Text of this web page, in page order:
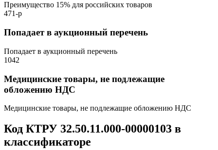
Преимущество 15% для российских товаров
471-р
Попадает в аукционный перечень
Попадает в аукционный перечень
1042
Медицинские товары, не подлежащие
обложению НДС
Медицинские товары, не подлежащие обложению НДС
Код КТРУ 32.50.11.000-00000103 в
классификаторе